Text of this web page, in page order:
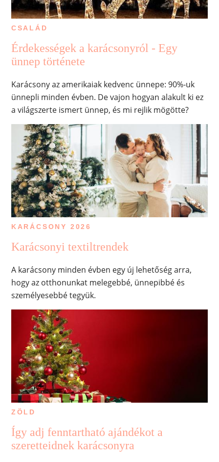
CSALÁD
Érdekességek a karácsonyról - Egy
ünnep története
Karácsony az amerikaiak kedvenc ünnepe: 90%-uk
ünnepli minden évben. De vajon hogyan alakult ki ez
a világszerte ismert ünnep, és mi rejlik mögötte?
KARÁCSONY 2026
Karácsonyi textiltrendek
A karácsony minden évben egy új lehetőség arra,
hogy az otthonunkat melegebbé, ünnepibbé és
személyesebbé tegyük.
ZÖLD
Így adj fenntartható ajándékot a
szeretteidnek karácsonyra